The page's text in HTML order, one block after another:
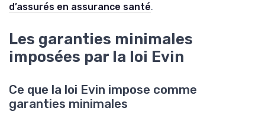
d’assurés en assurance santé.
Les garanties minimales
imposées par la loi Evin
Ce que la loi Evin impose comme
garanties minimales